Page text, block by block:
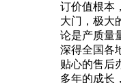
订价值根本
大门，极大
论是产质量
深得全国各
贴心的售后
多年的成长